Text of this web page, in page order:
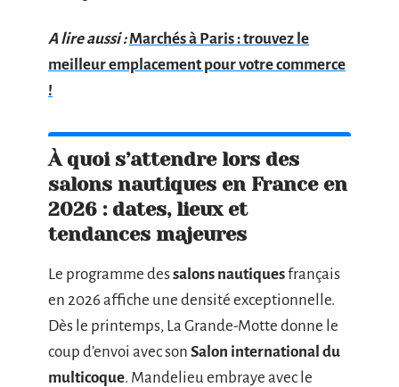
A lire aussi : Marchés à Paris : trouvez le
meilleur emplacement pour votre commerce
!
À quoi s’attendre lors des
salons nautiques en France en
2026 : dates, lieux et
tendances majeures
Le programme dessalons nautiquesfrançais
en 2026 affiche une densité exceptionnelle.
Dès le printemps, La Grande-Motte donne le
coup d’envoi avec son Salon international du
multicoque. Mandelieu embraye avec le